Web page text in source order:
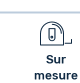
Sur
mesure